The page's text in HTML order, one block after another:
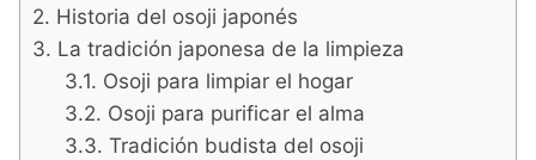
Historia del osoji japonés
La tradición japonesa de la limpieza
Osoji para limpiar el hogar
Osoji para purificar el alma
Tradición budista del osoji